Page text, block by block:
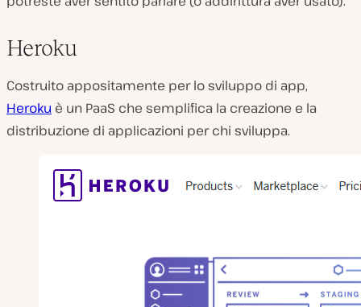
Heroku
Costruito appositamente per lo sviluppo di app,
Heroku è un PaaS che semplifica la creazione e la
distribuzione di applicazioni per chi sviluppa.